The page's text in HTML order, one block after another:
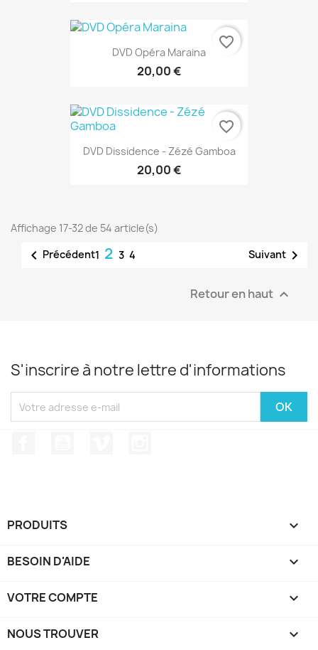
DVD Opéra Maraina
20,00 €
favorite_border
DVD Dissidence - Zézé Gamboa
20,00 €
favorite_border
Affichage 17-32 de 54 article(s)
 Précédent1 2 3 4 Suivant 
Retour en haut 
S'inscrire à notre lettre d'informations
PRODUITS 
BESOIN D'AIDE 
VOTRE COMPTE 
NOUS TROUVER keyboard_arrow_down